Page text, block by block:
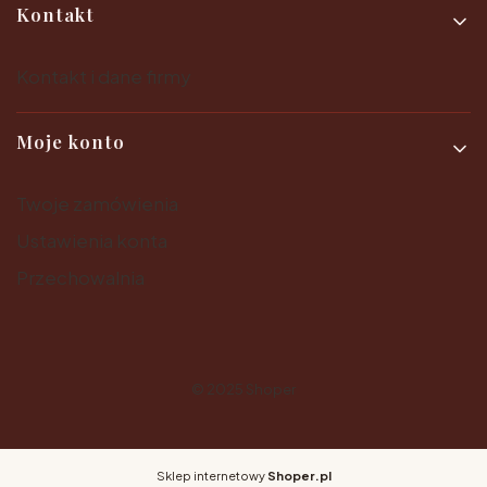
Kontakt
Moje konto
Sklep internetowy Shoper.pl